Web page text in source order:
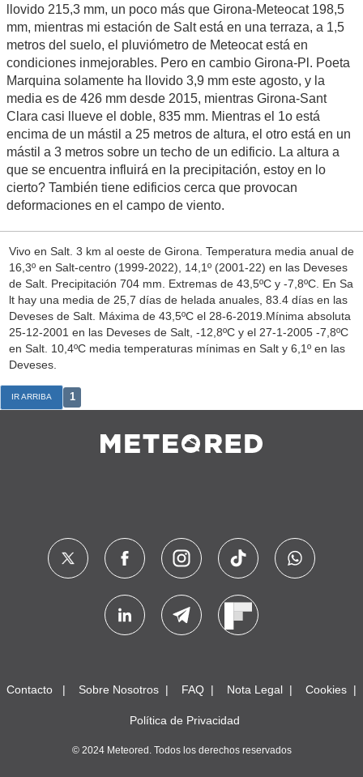
llovido 215,3 mm, un poco más que Girona-Meteocat 198,5
mm, mientras mi estación de Salt está en una terraza, a 1,5
metros del suelo, el pluviómetro de Meteocat está en
condiciones inmejorables. Pero en cambio Girona-Pl. Poeta
Marquina solamente ha llovido 3,9 mm este agosto, y la
media es de 426 mm desde 2015, mientras Girona-Sant
Clara casi llueve el doble, 835 mm. Mientras el 1o está
encima de un mástil a 25 metros de altura, el otro está en un
mástil a 3 metros sobre un techo de un edificio. La altura a
que se encuentra influirá en la precipitación, estoy en lo
cierto? También tiene edificios cerca que provocan
deformaciones en el campo de viento.
Vivo en Salt. 3 km al oeste de Girona. Temperatura media anual de
16,3º en Salt-centro (1999-2022), 14,1º (2001-22) en las Deveses
de Salt. Precipitación 704 mm. Extremas de 43,5ºC y -7,8ºC. En Sa
lt hay una media de 25,7 días de helada anuales, 83.4 días en las
Deveses de Salt. Máxima de 43,5ºC el 28-6-2019.Mínima absoluta
25-12-2001 en las Deveses de Salt, -12,8ºC y el 27-1-2005 -7,8ºC
en Salt. 10,4ºC media temperaturas mínimas en Salt y 6,1º en las
Deveses.
IR ARRIBA 1
Contacto Sobre Nosotros FAQ Nota Legal Cookies
Política de Privacidad
© 2024 Meteored. Todos los derechos reservados